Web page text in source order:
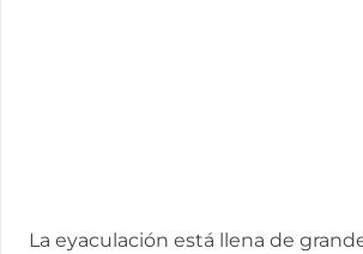
La eyaculación está llena de